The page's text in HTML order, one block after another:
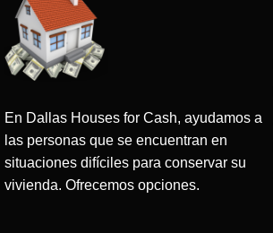
En Dallas Houses for Cash, ayudamos a
las personas que se encuentran en
situaciones difíciles para conservar su
vivienda. Ofrecemos opciones.